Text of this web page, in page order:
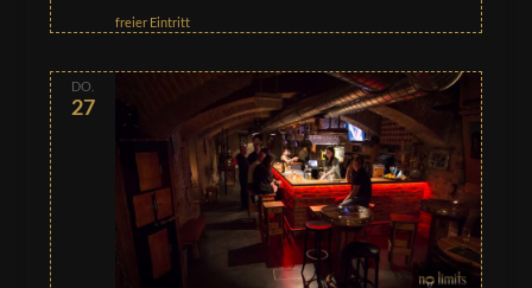
freier Eintritt
DO.
27